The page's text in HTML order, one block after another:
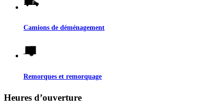
Camions de déménagement
Remorques et remorquage
Heures d’ouverture